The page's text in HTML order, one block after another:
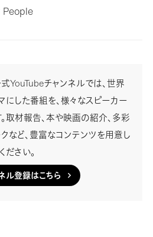
People
YouTubeチャンネルでは、世界
した番組を、様々なスピーカー
取材報告、本や映画の紹介、多彩
など、豊富なコンテンツを用意し
ださい。
ル登録はこちら